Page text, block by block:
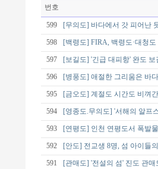
번호
599 [무의도] 바다에서 갓 피어난
598 [백령도] FIRA, 백령도·대청
597 [보길도] '긴급 대피항' 완도 보
596 [병풍도] 애절한 그리움은 바
595 [금오도] 계절도 시간도 비껴
594 [영종도.무의도] '서해의 알프
593 [연평도] 인천 연평도서 폭발
592 [안도] 전교생 8명, 섬 아이들
591 [관매도] '전설의 섬' 진도 관매